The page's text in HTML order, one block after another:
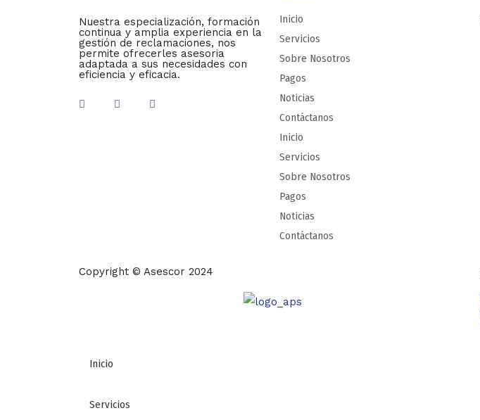
Nuestra especialización, formación
continua y amplia experiencia en la
gestión de reclamaciones, nos
permite ofrecerles asesoria
adaptada a sus necesidades con
eficiencia y eficacia.
Inicio
Servicios
Sobre Nosotros
Pagos
Noticias
Contáctanos
Inicio
Servicios
Sobre Nosotros
Pagos
Noticias
Contáctanos
Copyright © Asescor 2024
Inicio
Servicios